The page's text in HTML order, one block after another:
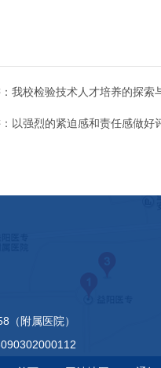
：我校检验技术人才培养的探索
：以强烈的紧迫感和责任感做好
附属医院）